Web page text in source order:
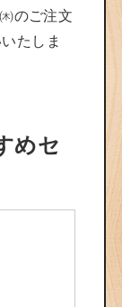
のご注文
たしま
めセ